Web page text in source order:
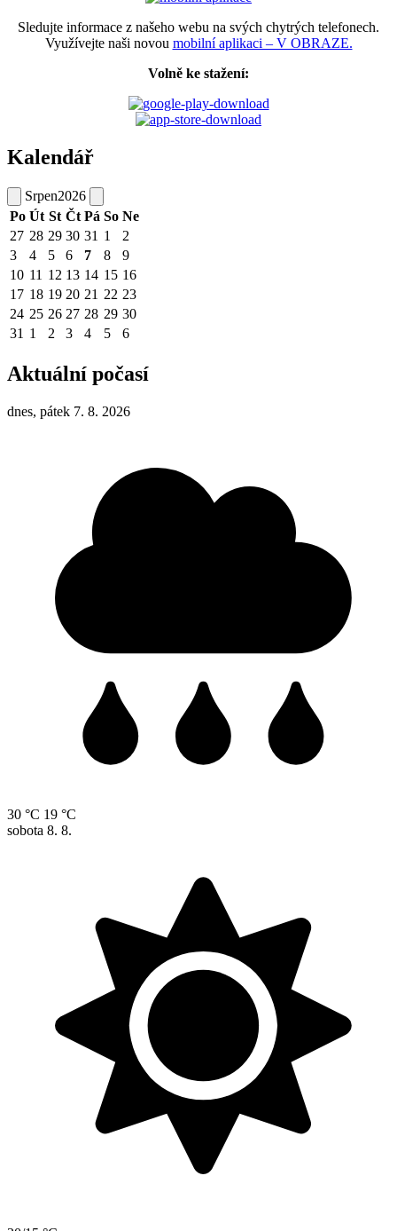
Sledujte informace z našeho webu na svých chytrých telefonech.
Využívejte naši novou mobilní aplikaci – V OBRAZE.
Volně ke stažení:
Kalendář
Srpen2026
Po Út St Čt Pá So Ne
27 28 29 30 31 1
2
3
4 5 6 7 8
9
10 11 12 13 14 15 16
17 18 19 20 21 22 23
24 25 26 27 28 29 30
31 1 2 3 4 5 6
Aktuální počasí
dnes, pátek 7. 8. 2026
30 °C 19 °C
sobota 8. 8.